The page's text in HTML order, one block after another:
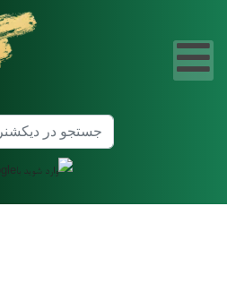
جستجو در دیکشنری دانمارکی و فارسی